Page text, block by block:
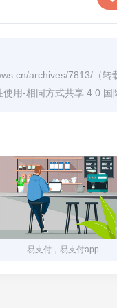
archives/7813/ （
用-相同方式共享 4.0 国
易支付，易支付app